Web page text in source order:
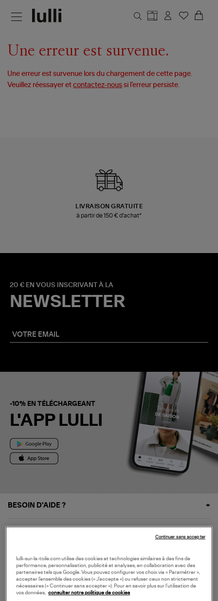
Une erreur est survenue.
Une erreur est survenue lors du chargement de cette page.
Veuillez réessayer etcontactez-nous si l’erreur persiste.
LIVRAISON GRATUITE
à partir de 150 € d'achat*
20 € EN VOUS INSCRIVANT À LA
NEWSLETTER
-10% EN TÉLÉCHARGEANT
L'APP LULLI
BESOIN D'AIDE ?
NOS SERVICES
SERVICE CLIENT
lulli-sur-la-toile.com utilise des cookies et technologies similaires à des fins de
performance, personnalisation, publicité et analyses, en collaboration avec des
partenaires tels que Google. Vous pouvez configurer vos choix via « Paramétrer »,
accepter l’ensemble des cookies (« J’accepte ») ou refuser ceux non strictement
nécessaires (« Continuer sans accepter »). Pour en savoir plus sur l’utilisation de
vos données,
consulter notre politique de cookies
Continuer sans accepter